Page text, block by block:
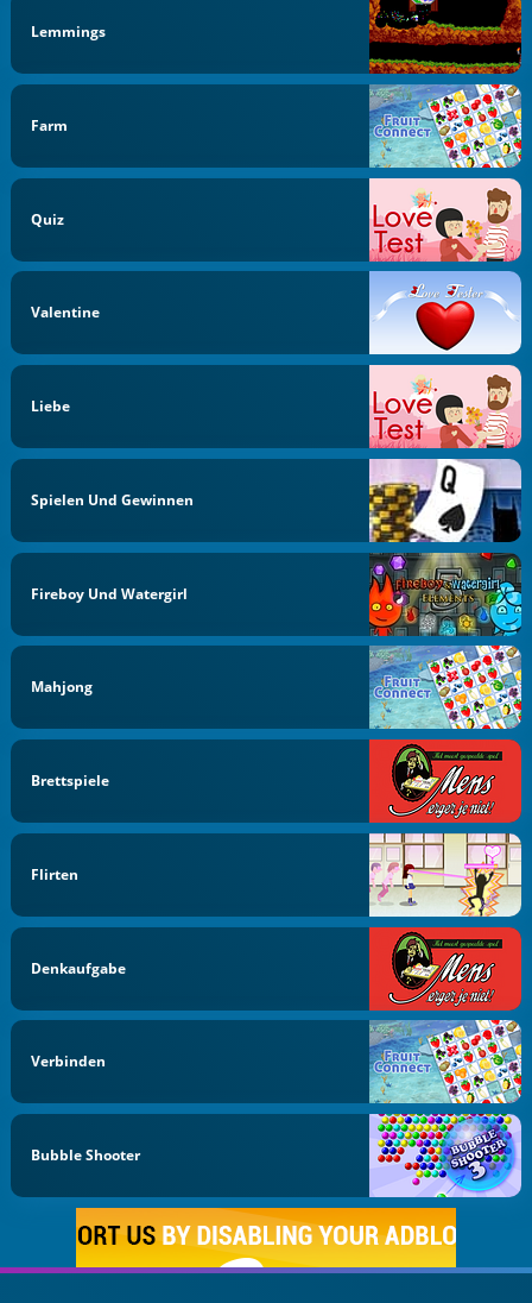
Lemmings
Farm
Quiz
Valentine
Liebe
Spielen Und Gewinnen
Fireboy Und Watergirl
Mahjong
Brettspiele
Flirten
Denkaufgabe
Verbinden
Bubble Shooter